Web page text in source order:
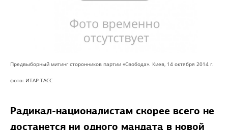
Предвыборный митинг сторонников партии «Свобода». Киев, 14 октября 2014 г.
фото: ИТАР-ТАСС
Радикал-националистам скорее всего не
достанется ни одного мандата в новой